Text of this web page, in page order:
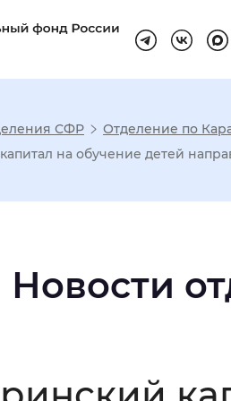
: Без засечек
между буквами
СФР Отделение по
на обучение детей
Новости